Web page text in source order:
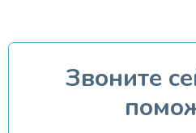
Звоните